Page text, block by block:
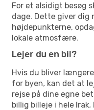
For et alsidigt besøg
dage. Dette giver dig
højdepunkterne,
lokale atmosfære.
Lejer du en bil?
Hvis du bliver
for byen, kan det at
rejse på dine egne
billig billeje i hele